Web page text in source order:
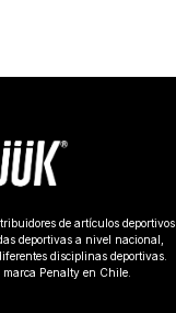
de artículos deportivos.
deportivas a nivel nacional,
disciplinas deportivas.
marca Penalty en Chile.